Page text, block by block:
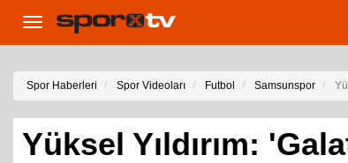
Toggle
navigation
Spor Haberleri Spor Videoları Futbol Samsunspor
Yüksel Yıldırım: